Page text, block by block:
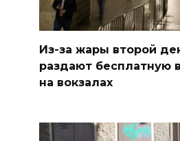
Из-за жары второй
раздают бесплатную
на вокзалах